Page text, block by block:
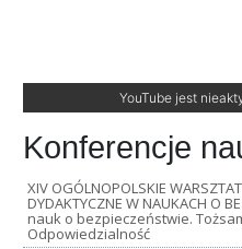
YouTube jest
Konferencje
XIV OGÓLNOPOLSKIE
DYDAKTYCZNE W NAUKACH O
nauk o bezpieczeństwie.
Odpowiedzialność